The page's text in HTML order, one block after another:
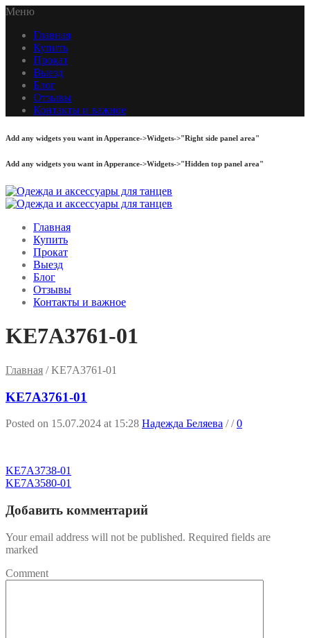
Меню
Главная
Купить
Прокат
Выезд
Блог
Отзывы
Контакты и важное
Add any widgets you want in Apperance->Widgets->"Right side panel area"
Add any widgets you want in Apperance->Widgets->"Hidden top panel area"
Главная
Купить
Прокат
Выезд
Блог
Отзывы
Контакты и важное
KE7A3761-01
Главная / KE7A3761-01
KE7A3761-01
Posted on 15.07.2024 at 15:28 Надежда Беляева //0
KE7A3738-01
KE7A3580-01
Добавить комментарий
Your email address will not be published. Required fields are
marked
Comment